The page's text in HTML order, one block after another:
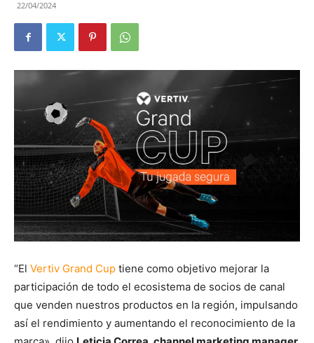
22/04/2024
“El Vertiv Grand Cup tiene como objetivo mejorar la
participación de todo el ecosistema de socios de canal
que venden nuestros productos en la región, impulsando
así el rendimiento y aumentando el reconocimiento de la